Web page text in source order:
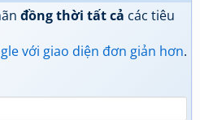
đồng thời tất cả các tiêu
với giao diện đơn giản hơn.